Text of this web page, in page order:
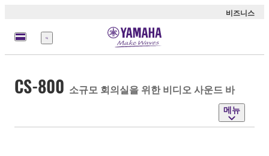
비즈니스
메
뉴
CS-800 소규모 회의실을 위한 비디오 사운드 바
메뉴